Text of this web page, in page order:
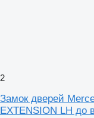
2
Замок дверей
EXTENSION LH до